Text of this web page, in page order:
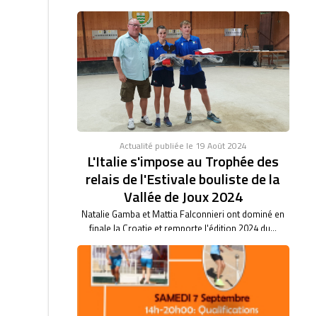
de 46/47.établi à la coupe d'Europe
des clubs féminin.
RECORD DU MONDE EN TIR PROGRESSIF AVEC
46/47. BARBARA BARTHET du club de Saint Vulbas,
bas son...
Actualité publiée le 19 Août 2024
L'Italie s'impose au Trophée des
relais de l'Estivale bouliste de la
Vallée de Joux 2024
Natalie Gamba et Mattia Falconnieri ont dominé en
finale la Croatie et remporte l'édition 2024 du...